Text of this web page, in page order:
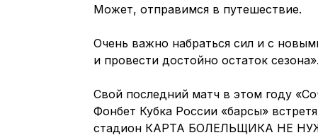
Может, отправимся в путешествие.
Очень важно набраться сил и с
и провести достойно остаток сезона».
Свой последний матч в этом году
Фонбет Кубка России «барсы»
стадион КАРТА БОЛЕЛЬЩИКА НЕ